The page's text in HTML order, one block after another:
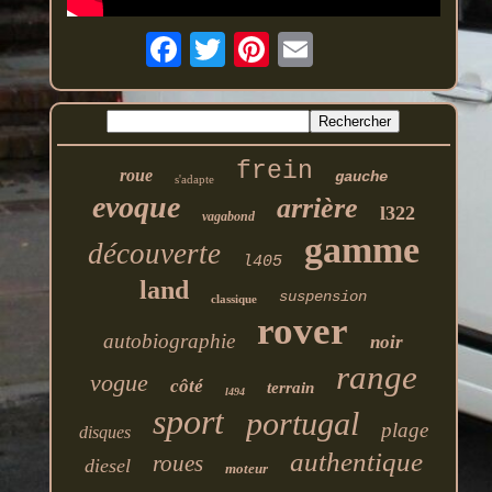
roue s'adapte frein gauche
evoque vagabond arrière l322
découverte l405 gamme
land classique suspension
autobiographie rover noir
vogue côté l494 terrain range
disques sport portugal plage
diesel roues moteur authentique